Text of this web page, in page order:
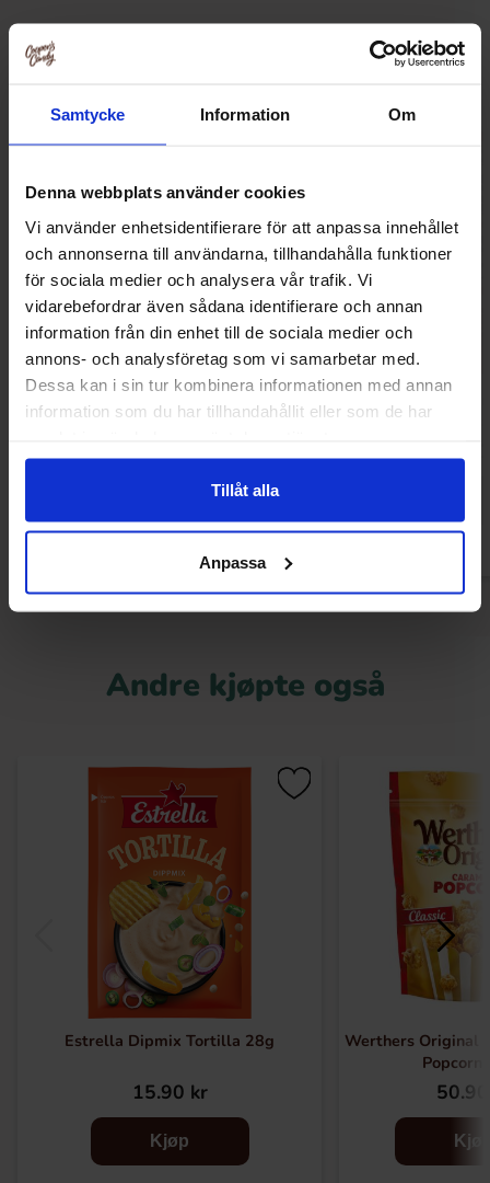
Samtycke Information Om
Denna webbplats använder cookies
Vi använder enhetsidentifierare för att anpassa innehållet
och annonserna till användarna, tillhandahålla funktioner
för sociala medier och analysera vår trafik. Vi
vidarebefordrar även sådana identifierare och annan
information från din enhet till de sociala medier och
annons- och analysföretag som vi samarbetar med.
Dessa kan i sin tur kombinera informationen med annan
information som du har tillhandahållit eller som de har
Tillåt alla
Anpassa
Relaterte produkter
Croco Crackers & Brezel Mix 250g
26.90 kr
Penn State
Pretzels
Andre kjøpte også
Estrella Dipmix Tortilla 28g
15.90 kr
Kjøp
Werthers Original
Popcorn